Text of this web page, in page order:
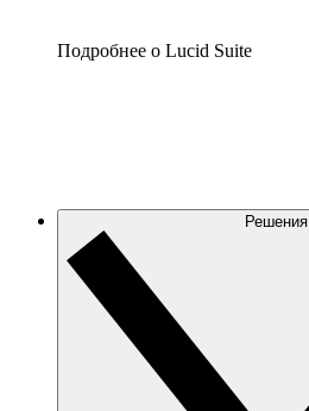
Подробнее о Lucid Suite
Решения